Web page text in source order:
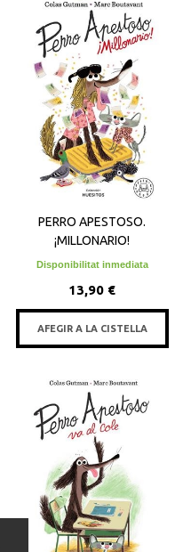
PERRO APESTOSO.
¡MILLONARIO!
Disponibilitat inmediata
13,90 €
AFEGIR A LA CISTELLA